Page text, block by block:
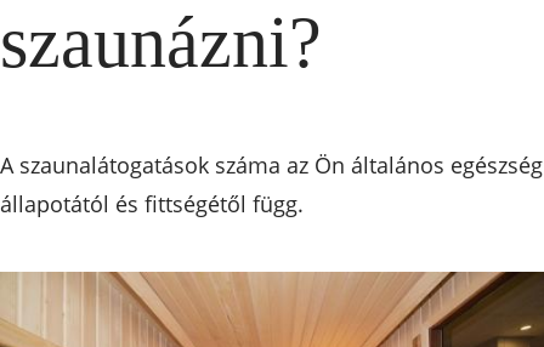
szaunázni?
A szaunalátogatások száma az Ön általános
állapotától és fittségétől függ.